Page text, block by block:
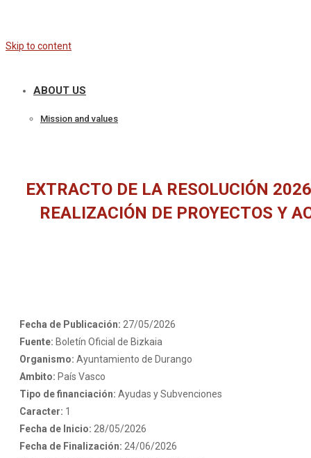
Skip to content
ABOUT US
Mission and values
EXTRACTO DE LA RESOLUCIÓN
REALIZACIÓN DE PROYECTOS Y
Fecha de Publicación: 27/05/2026
Fuente: Boletín Oficial de Bizkaia
Organismo: Ayuntamiento de Durango
Ambito: País Vasco
Tipo de financiación: Ayudas y Subvenciones
Caracter: 1
Fecha de Inicio: 28/05/2026
Fecha de Finalización: 24/06/2026